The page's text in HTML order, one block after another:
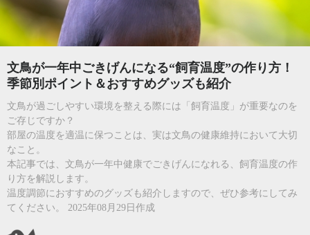
文鳥が一年中ごきげんになる“飼育温度”の作り方！
季節別ポイント＆おすすめグッズも紹介
文鳥が過ごしやすい環境を整える際には「飼育温度」が重要なのを
ご存じですか？
部屋の温度を適温に保つことは、実は文鳥の健康維持において大切
なこと。
本記事では、文鳥が一年中健康でごきげんになれる、飼育温度の作
り方を解説します。
温度調節におすすめのグッズも紹介しますので、ぜひ参考にしてみ
てください。 2025年08月29日作成